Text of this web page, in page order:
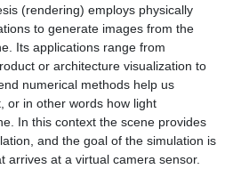
(rendering) employs physically
to generate images from the
Its applications range from
or architecture visualization to
numerical methods help us
or in other words how light
In this context the scene provides
and the goal of the simulation is
arrives at a virtual camera sensor.